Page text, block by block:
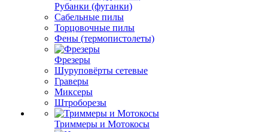
Рубанки (фуганки)
Сабельные пилы
Торцовочные пилы
Фены (термопистолеты)
Фрезеры
Шуруповёрты сетевые
Граверы
Миксеры
Штроборезы
Триммеры и Мотокосы